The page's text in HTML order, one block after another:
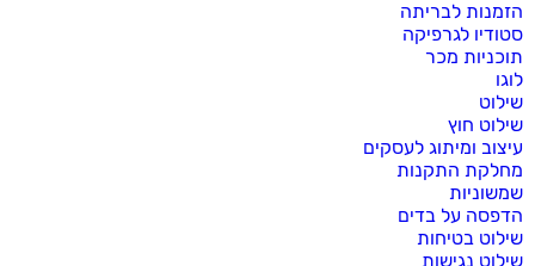
הזמנות לבריתה
סטודיו לגרפיקה
תוכניות מכר
לוגו
שילוט
שילוט חוץ
עיצוב ומיתוג לעסקים
מחלקת התקנות
שמשוניות
הדפסה על בדים
שילוט בטיחות
שילוט נגישות